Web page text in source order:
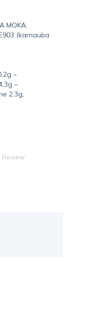
MOKA,
(karnauba
–
–
2,3g,